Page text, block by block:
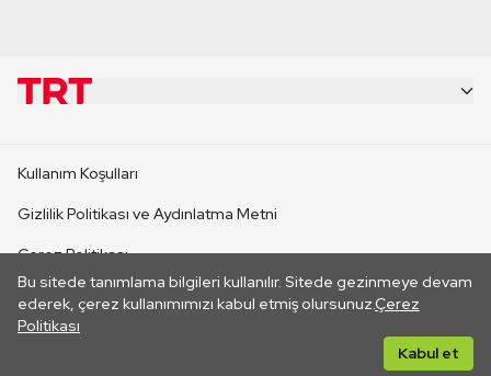
Bu sitede tanımlama bilgileri kullanılır. Sitede gezinmeye devam
ederek, çerez kullanımımızı kabul etmiş olursunuz.Çerez
Politikası
Kabul et
CANLI YAYINLAR
Kullanım Koşulları
Gizlilik Politikası ve Aydınlatma Metni
Çerez Politikası
İletişim
Her hakkı saklıdır. ©2026 TRT. Bağlantı yoluyla gidilen dış